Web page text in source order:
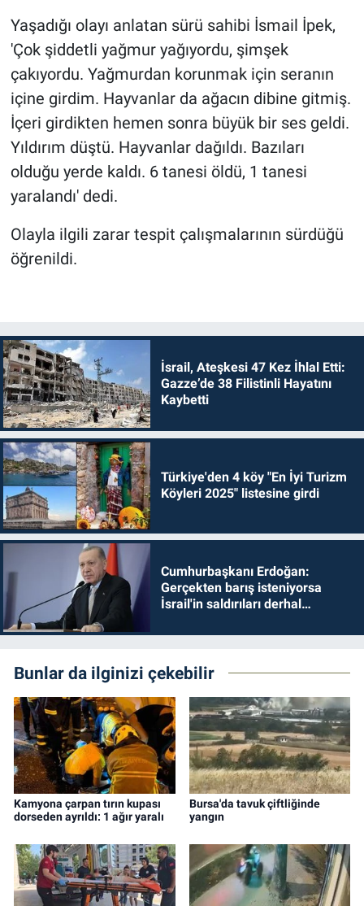
Yaşadığı olayı anlatan sürü sahibi İsmail İpek,
'Çok şiddetli yağmur yağıyordu, şimşek
çakıyordu. Yağmurdan korunmak için seranın
içine girdim. Hayvanlar da ağacın dibine gitmiş.
İçeri girdikten hemen sonra büyük bir ses geldi.
Yıldırım düştü. Hayvanlar dağıldı. Bazıları
olduğu yerde kaldı. 6 tanesi öldü, 1 tanesi
yaralandı' dedi.
Olayla ilgili zarar tespit çalışmalarının sürdüğü
öğrenildi.
İsrail, Ateşkesi 47 Kez İhlal Etti:
Gazze’de 38 Filistinli Hayatını
Kaybetti
Türkiye'den 4 köy "En İyi Turizm
Köyleri 2025" listesine girdi
Cumhurbaşkanı Erdoğan:
Gerçekten barış isteniyorsa
İsrail'in saldırıları derhal
Bunlar da ilginizi çekebilir
Kamyona çarpan tırın kupası
dorseden ayrıldı: 1 ağır yaralı
Bursa'da tavuk çiftliğinde
yangın